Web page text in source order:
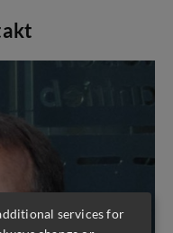
services for